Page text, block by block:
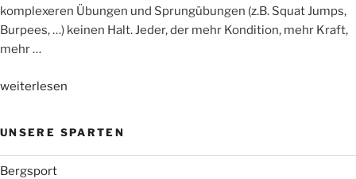
komplexeren Übungen und Sprungübungen (z.B. Squat Jumps,
Burpees, …) keinen Halt. Jeder, der mehr Kondition, mehr Kraft,
mehr …
„Fitnesstraining
weiterlesen
UNSERE SPARTEN
Bergsport